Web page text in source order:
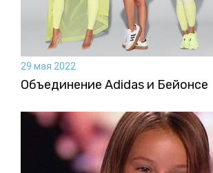
29 мая 2022
Объединение Adidas и Бейонсе